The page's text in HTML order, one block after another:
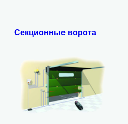
Секционные ворота